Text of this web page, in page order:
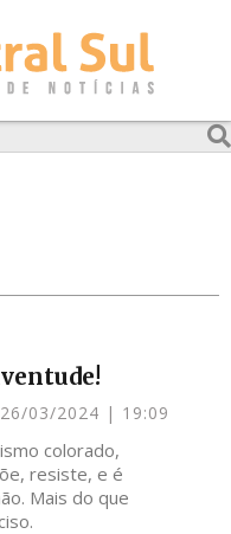
26/03/2024 19:09
colorado,
resiste, e é
Mais do que